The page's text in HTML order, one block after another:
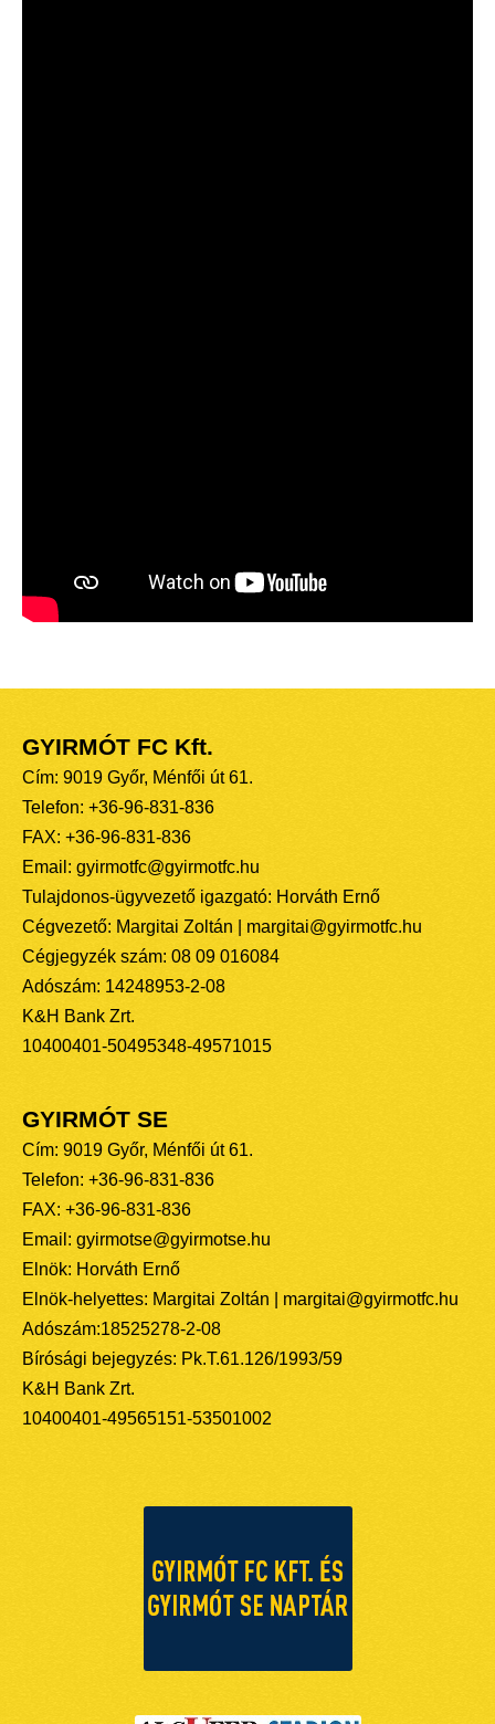
GYIRMÓT FC Kft.
Cím: 9019 Győr, Ménfői út 61.
Telefon: +36-96-831-836
FAX: +36-96-831-836
Email: gyirmotfc@gyirmotfc.hu
Tulajdonos-ügyvezető igazgató: Horváth Ernő
Cégvezető: Margitai Zoltán | margitai@gyirmotfc.hu
Cégjegyzék szám: 08 09 016084
Adószám: 14248953-2-08
K&H Bank Zrt.
10400401-50495348-49571015
GYIRMÓT SE
Cím: 9019 Győr, Ménfői út 61.
Telefon: +36-96-831-836
FAX: +36-96-831-836
Email: gyirmotse@gyirmotse.hu
Elnök: Horváth Ernő
Elnök-helyettes: Margitai Zoltán | margitai@gyirmotfc.hu
Adószám:18525278-2-08
Bírósági bejegyzés: Pk.T.61.126/1993/59
K&H Bank Zrt.
10400401-49565151-53501002